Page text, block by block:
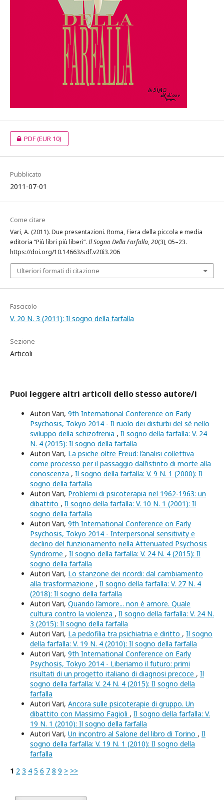
PDF(EUR 10)
Pubblicato
2011-07-01
Come citare
Vari, A. (2011). Due presentazioni. Roma, Fiera della piccola e media
editoria “Più libri più liberi”.Il Sogno Della Farfalla,20(3), 05–23.
https://doi.org/10.14663/sdf.v20i3.206
Ulteriori formati di citazione
Fascicolo
V. 20 N. 3 (2011): Il sogno della farfalla
Sezione
Articoli
Puoi leggere altri articoli dello stesso autore/i
Autori Vari, 9th International Conference on Early
Psychosis, Tokyo 2014 - Il ruolo dei disturbi del sé nello
sviluppo della schizofrenia , Il sogno della farfalla: V. 24
N. 4 (2015): Il sogno della farfalla
Autori Vari, La psiche oltre Freud: l’analisi collettiva
come processo per il passaggio dall’istinto di morte alla
conoscenza , Il sogno della farfalla: V. 9 N. 1 (2000): Il
sogno della farfalla
Autori Vari, Problemi di psicoterapia nel 1962-1963: un
dibattito , Il sogno della farfalla: V. 10 N. 1 (2001): Il
sogno della farfalla
Autori Vari, 9th International Conference on Early
Psychosis, Tokyo 2014 - Interpersonal sensitivity e
declino del funzionamento nella Attenuated Psychosis
Syndrome , Il sogno della farfalla: V. 24 N. 4 (2015): Il
sogno della farfalla
Autori Vari, Lo stanzone dei ricordi: dal cambiamento
alla trasformazione , Il sogno della farfalla: V. 27 N. 4
(2018): Il sogno della farfalla
Autori Vari, Quando l’amore... non è amore. Quale
cultura contro la violenza , Il sogno della farfalla: V. 24 N.
3 (2015): Il sogno della farfalla
Autori Vari, La pedofilia tra psichiatria e diritto , Il sogno
della farfalla: V. 19 N. 4 (2010): Il sogno della farfalla
Autori Vari, 9th International Conference on Early
Psychosis, Tokyo 2014 - Liberiamo il futuro: primi
risultati di un progetto italiano di diagnosi precoce , Il
sogno della farfalla: V. 24 N. 4 (2015): Il sogno della
farfalla
Autori Vari, Ancora sulle psicoterapie di gruppo. Un
dibattito con Massimo Fagioli , Il sogno della farfalla: V.
19 N. 1 (2010): Il sogno della farfalla
Autori Vari, Un incontro al Salone del libro di Torino , Il
sogno della farfalla: V. 19 N. 1 (2010): Il sogno della
farfalla
1 2 3 4 5 6 7 8 9 > >>